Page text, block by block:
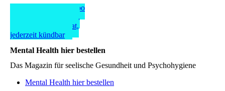
Hier das digitale Abo
über PayPal bestellen,
5,00 Euro pro Monat,
jederzeit kündbar
Mental Health hier bestellen
Das Magazin für seelische Gesundheit und Psychohygiene
Mental Health hier bestellen